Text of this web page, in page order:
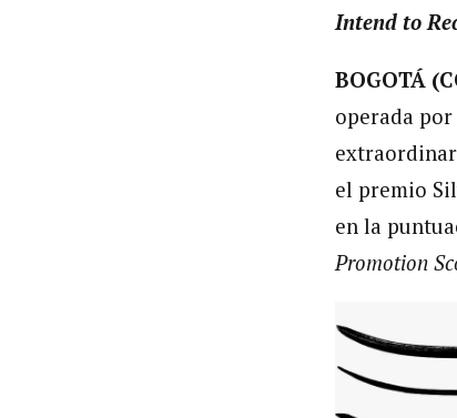
Intend to
BOGOTÁ
operada
el premio
en la
Promotion